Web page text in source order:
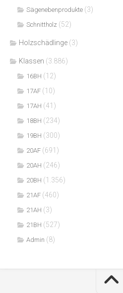
Sägenebenprodukte (3)
Schnittholz (52)
Holzschädlinge (3)
Klassen (3.886)
16BH (12)
17AF (10)
17AH (41)
18BH (234)
19BH (300)
20AF (691)
20AH (246)
20BH (1.356)
21AF (460)
21AH (3)
21BH (527)
Admin (8)